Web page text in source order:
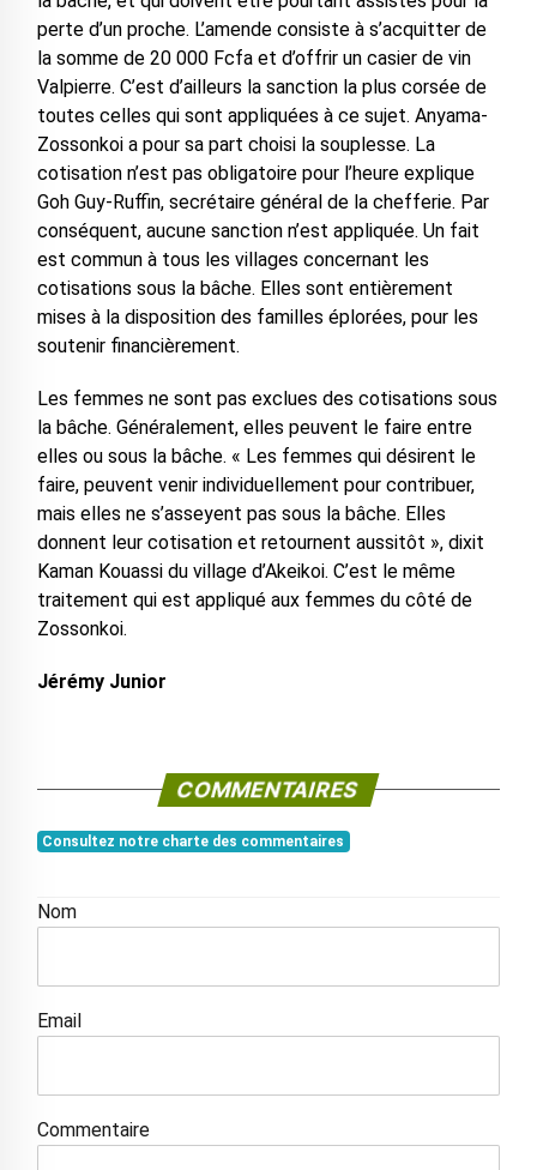
perte d’un proche. L’amende consiste à s’acquitter de
la somme de 20 000 Fcfa et d’offrir un casier de vin
Valpierre. C’est d’ailleurs la sanction la plus corsée de
toutes celles qui sont appliquées à ce sujet. Anyama-
Zossonkoi a pour sa part choisi la souplesse. La
cotisation n’est pas obligatoire pour l’heure explique
Goh Guy-Ruffin, secrétaire général de la chefferie. Par
conséquent, aucune sanction n’est appliquée. Un fait
est commun à tous les villages concernant les
cotisations sous la bâche. Elles sont entièrement
mises à la disposition des familles éplorées, pour les
soutenir financièrement.
Les femmes ne sont pas exclues des cotisations sous
la bâche. Généralement, elles peuvent le faire entre
elles ou sous la bâche. « Les femmes qui désirent le
faire, peuvent venir individuellement pour contribuer,
mais elles ne s’asseyent pas sous la bâche. Elles
donnent leur cotisation et retournent aussitôt », dixit
Kaman Kouassi du village d’Akeikoi. C’est le même
traitement qui est appliqué aux femmes du côté de
Zossonkoi.
Jérémy Junior
COMMENTAIRES
Consultez notre charte des commentaires
Nom
Email
Commentaire